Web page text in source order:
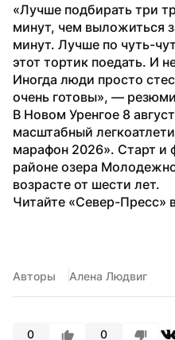
«Лучше подбирать три
минут, чем выложиться
минут. Лучше по чуть-
этот тортик поедать. И
Иногда люди просто
очень готовы», —
В Новом Уренгое 8
масштабный
марафон 2026». Старт и
районе озера
возрасте от шести лет.
Читайте «Север-Пресс»
Авторы Алена Людвиг
0 0